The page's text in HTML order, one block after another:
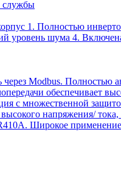
службы
1. Полностью
уровень шума 4.
Modbus. Полностью
обеспечивает
с множественной
напряжения/
Широкое